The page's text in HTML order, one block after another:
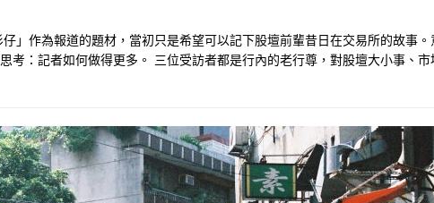
」作為報道的題材，當初只是希望可以記下股壇前輩昔日在交易所的故事。
考：記者如何做得更多。 三位受訪者都是行內的老行尊，對股壇大小事、